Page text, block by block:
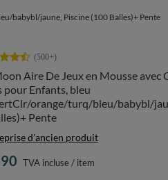
babybl/jaune, Piscine (100 Balles)+ Pente
Aire De Jeux en Mousse avec
pour Enfants, bleu
orange/turq/bleu/babybl/
Pente
d'ancien produit
TVA incluse/ item